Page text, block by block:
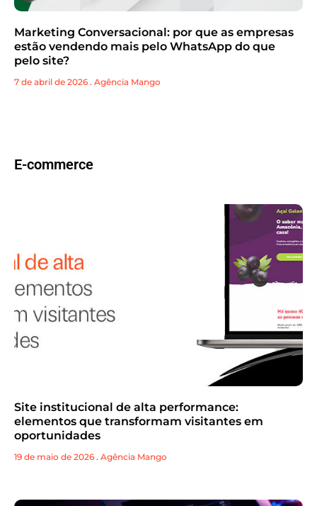
Marketing Conversacional: por que as empresas
estão vendendo mais pelo WhatsApp do que
pelo site?
7 de abril de 2026 . Agência Mango
E-commerce
Site institucional de alta performance:
elementos que transformam visitantes em
oportunidades
19 de maio de 2026 . Agência Mango